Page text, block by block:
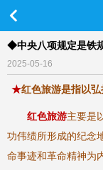
◆中央八项规定是铁
2025-05-16
★红色旅游是指以弘
红色旅游主要是
功伟绩所形成的纪念
命事迹和革命精神为